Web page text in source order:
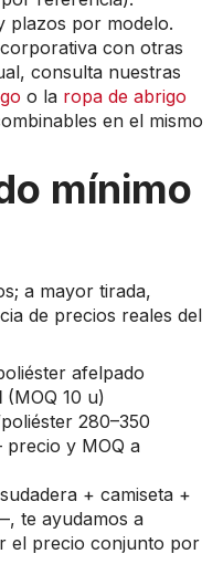
plazos por modelo.
con otras
consulta nuestras
o la ropa de abrigo
en el mismo
mínimo
a mayor tirada,
de precios reales del
afelpado
(MOQ 10 u)
280–350
y MOQ a
+ camiseta +
te ayudamos a
el precio conjunto por